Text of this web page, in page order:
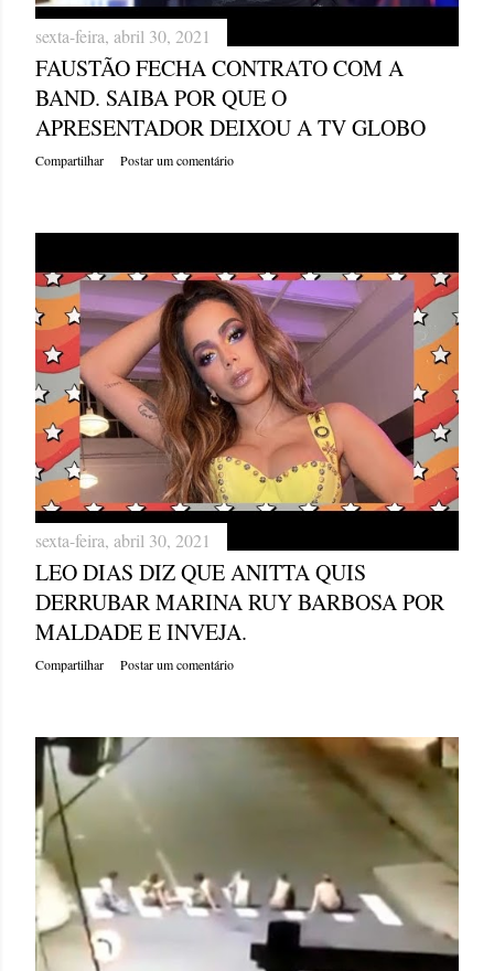
s
sexta-feira, abril 30, 2021
FAUSTÃO FECHA CONTRATO COM A
BAND. SAIBA POR QUE O
APRESENTADOR DEIXOU A TV GLOBO
Compartilhar Postar um comentário
sexta-feira, abril 30, 2021
LEO DIAS DIZ QUE ANITTA QUIS
DERRUBAR MARINA RUY BARBOSA POR
MALDADE E INVEJA.
Compartilhar Postar um comentário